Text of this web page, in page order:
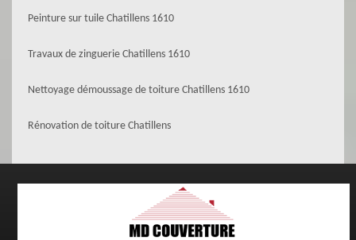
Peinture sur tuile Chatillens 1610
Travaux de zinguerie Chatillens 1610
Nettoyage démoussage de toiture Chatillens 1610
Rénovation de toiture Chatillens